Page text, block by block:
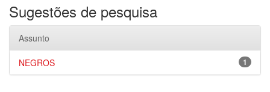
Sugestões de pesquisa
Assunto
1
NEGROS